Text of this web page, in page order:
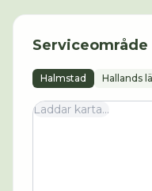
Serviceområde
Halmstad Hallands
Laddar karta...